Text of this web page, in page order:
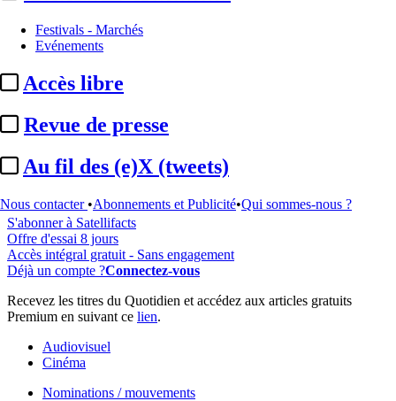
Festivals - Marchés
Evénements
Accès libre
Revue de presse
Au fil des (e)X (tweets)
Nous contacter •Abonnements et Publicité•Qui sommes-nous ?
...
Cet article est réservé à nos abonnés
Pour accéder à cet article, à l'ensemble du site, découvrez nos
S'abonner à Satellifacts
Offre d'essai 8 jours
Accès intégral gratuit - Sans engagement
Déjà un compte ?Connectez-vous
Recevez les titres du Quotidien et accédez aux articles gratuits
Premium en suivant ce lien.
Audiovisuel
Cinéma
Nominations / mouvements